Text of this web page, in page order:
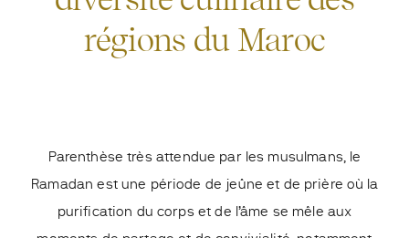
régions du Maroc
Parenthèse très attendue par les musulmans, le
Ramadan est une période de jeûne et de prière où la
purification du corps et de l’âme se mêle aux